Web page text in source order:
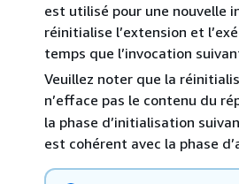
est utilisé pour une nouvelle
réinitialise l’extension et
temps que l’invocation
Veuillez noter que la
n’efface pas le contenu du
la phase d’initialisation
est cohérent avec la phase